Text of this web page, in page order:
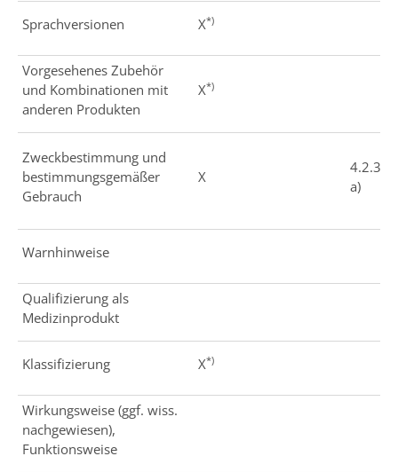
Sprachversionen X*)
Vorgesehenes Zubehör
und Kombinationen mit
anderen Produkten
X*)
Zweckbestimmung und
bestimmungsgemäßer
Gebrauch
X
4.2.3
a)
Warnhinweise
Qualifizierung als
Medizinprodukt
Klassifizierung X*)
Wirkungsweise (ggf. wiss.
nachgewiesen),
Funktionsweise